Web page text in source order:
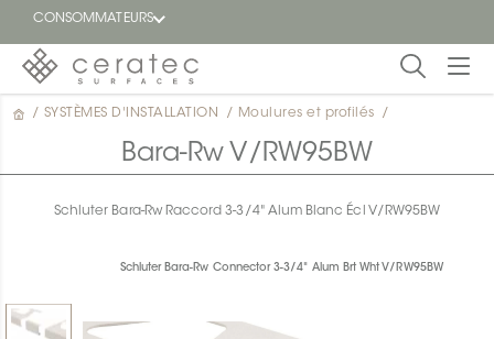
CONSOMMATEURS
En
vedette
un
/ SYSTÈMES D'INSTALLATION / Moulures et profilés /
Bara-Rw V/RW95BW
Schluter Bara-Rw Raccord 3-3/4" Alum Blanc Écl V/RW95BW
Schluter Bara-Rw Connector 3-3/4" Alum Brt Wht V/RW95BW